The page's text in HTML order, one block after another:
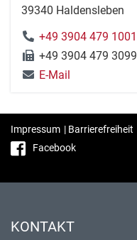
39340 Haldensleben
+49 3904 479 1001
+49 3904 479 3099
E-Mail
Impressum | Barrierefreiheit
Facebook
KONTAKT